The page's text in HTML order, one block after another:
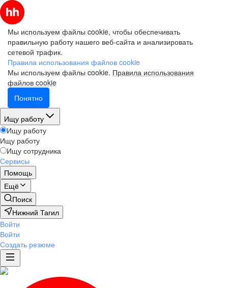
Мы используем файлы cookie, чтобы обеспечивать
правильную работу нашего веб-сайта и анализировать
сетевой трафик.
Правила использования файлов cookie
Мы используем файлы cookie. Правила использования
файлов cookie
Понятно
Ищу работу
Ищу работу
Ищу работу
Ищу сотрудника
Сервисы
Помощь
Ещё
Поиск
Нижний Тагил
Войти
Войти
Создать резюме